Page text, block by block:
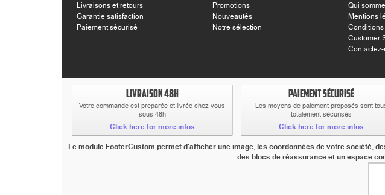
Livraisons et retours
Garantie satisfaction
Paiement sécurisé
Promotions
Nouveautés
Notre sélection
Qui
Mentions
Customer
LIVRAISON 48H
Votre commande est preparée et livrée chez vous
sous 48h
Click here for more infos
PAIEMENT SÉCURISÉ
Les moyens de paiement proposés sont
totalement sécurisés
Click here for more infos
Le module FooterCustom permet d'afficher une image, les coordonnées de votre société,
des blocs de réassurance et un espace